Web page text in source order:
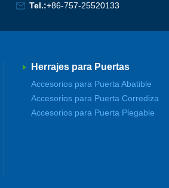
Tel.:+86-757-25520133
Herrajes para Puertas
Accesorios para Puerta Abatible
Accesorios para Puerta Corrediza
Accesorios para Puerta Plegable